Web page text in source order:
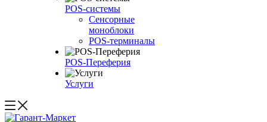
POS-системы
Сенсорные
моноблоки
POS-терминалы
POS-Переферия
Услуги